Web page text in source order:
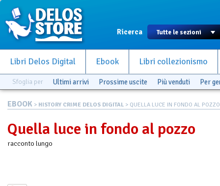
Ricerca
Libri Delos Digital Ebook Libri collezionismo
Sfoglia per Ultimi arrivi Prossime uscite Più venduti Per
EBOOK > HISTORY CRIME DELOS DIGITAL > QUELLA LUCE IN FONDO AL POZZO
Quella luce in fondo al pozzo
racconto lungo